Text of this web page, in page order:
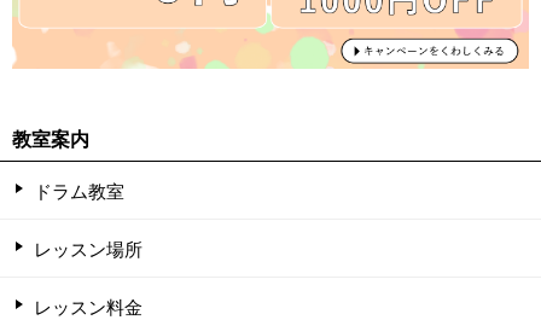
教室案内
ドラム教室
レッスン場所
レッスン料金